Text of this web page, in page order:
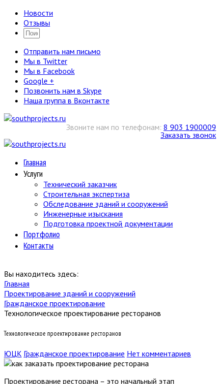
Новости
Отзывы
Отправить нам письмо
Мы в Twitter
Мы в Facebook
Google +
Позвонить нам в Skype
Наша группа в Вконтакте
Звоните нам по телефонам: 8 903 1900009
Заказать звонок
Главная
Услуги
Технический заказчик
Строительная экспертиза
Обследование зданий и сооружений
Инженерные изыскания
Подготовка проектной документации
Портфолио
Контакты
Вы находитесь здесь:
Главная
Проектирование зданий и сооружений
Гражданское проектирование
Технологическое проектирование ресторанов
Технологическое проектирование ресторанов
ЮЦК Гражданское проектирование Нет комментариев
Проектирование ресторана – это начальный этап